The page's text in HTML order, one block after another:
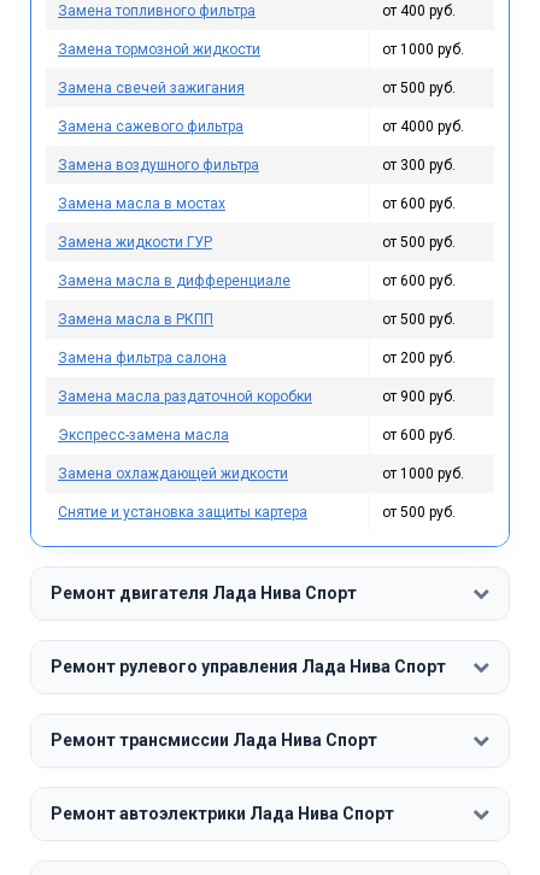
Замена топливного фильтра от 400 руб.
Замена тормозной жидкости от 1000 руб.
Замена свечей зажигания от 500 руб.
Замена сажевого фильтра от 4000 руб.
Замена воздушного фильтра от 300 руб.
Замена масла в мостах от 600 руб.
Замена жидкости ГУР от 500 руб.
Замена масла в дифференциале от 600 руб.
Замена масла в РКПП от 500 руб.
Замена фильтра салона от 200 руб.
Замена масла раздаточной коробки от 900 руб.
Экспресс-замена масла от 600 руб.
Замена охлаждающей жидкости от 1000 руб.
Снятие и установка защиты картера от 500 руб.
Ремонт двигателя Лада Нива Спорт
Ремонт рулевого управления Лада Нива Спорт
Ремонт трансмиссии Лада Нива Спорт
Ремонт автоэлектрики Лада Нива Спорт